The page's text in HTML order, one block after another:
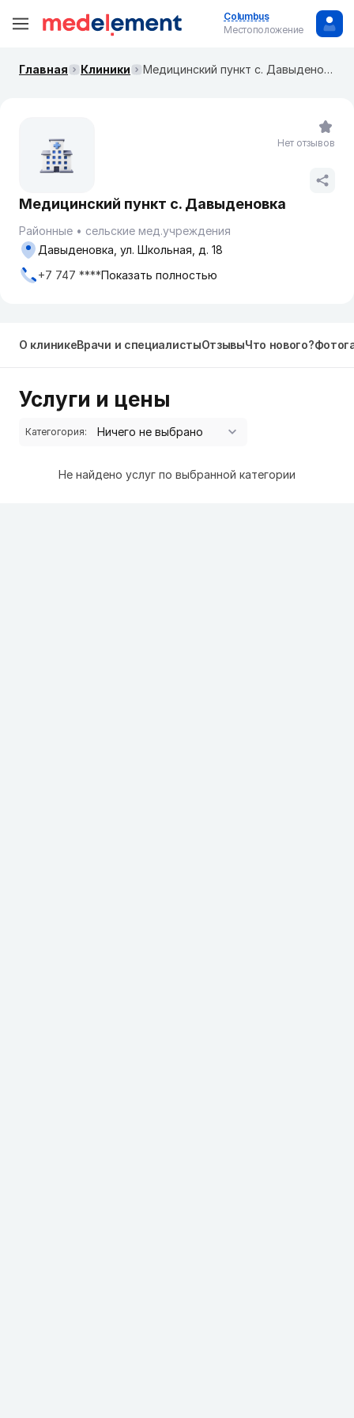
Columbus
Местоположение
Главная Клиники Медицинский пункт с. Давыденовка
Медицинский пункт с. Давыденовка
Районные
сельские мед.учреждения
Давыденовка, ул. Школьная, д. 18
+7 747 ****Показать полностью
Нет отзывов
О клиникеВрачи и специалистыОтзывыЧто нового?
Услуги и цены
Категогория:
Не найдено услуг по выбранной категории